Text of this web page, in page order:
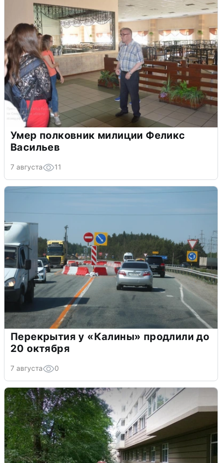
Умер полковник милиции Феликс
Васильев
7 августа 11
Перекрытия у «Калины» продлили до
20 октября
7 августа 0